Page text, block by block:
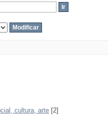
cultura, arte [2]